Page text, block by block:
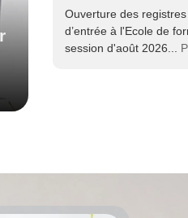
Ouverture des
d’entrée à l'Ecole de
session d'août 2026...